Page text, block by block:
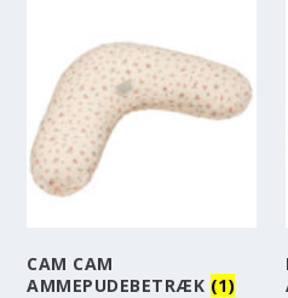
CAM CAM
AMMEPUDEBETRÆK (1)